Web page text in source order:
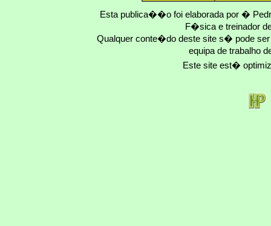
Esta publica��o foi elaborada por �
F�sica e treinador
Qualquer conte�do deste site s� pode
equipa de trabalho
Este site est�